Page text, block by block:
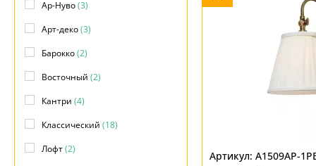
A1509AP-
Ар-Нуво(3)
Арт-деко(3)
Барокко(2)
Восточный (2)
Кантри (4)
Классический (18)
Лофт(2)